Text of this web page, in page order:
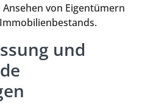
von Eigentümern
und